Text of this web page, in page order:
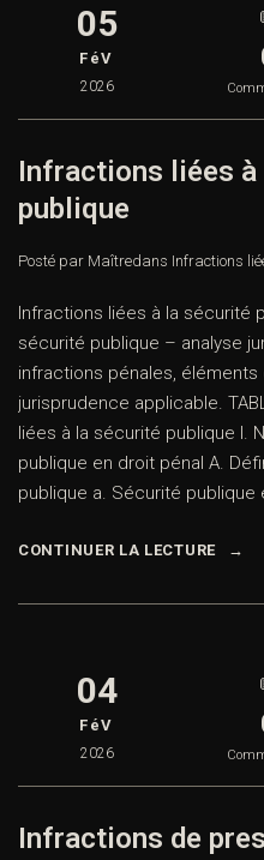
05
FéV
2026
Infractions liées
publique
Posté par Maîtredans Infractions
Infractions liées à la sécurité
sécurité publique – analyse
infractions pénales,
jurisprudence applicable.
liées à la sécurité publique I.
publique en droit pénal A.
publique a. Sécurité publique
CONTINUER LA LECTURE
04
FéV
2026
Infractions de